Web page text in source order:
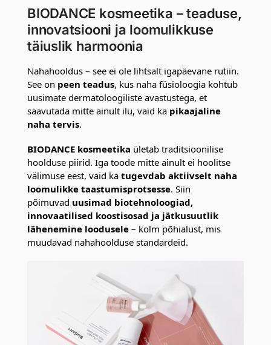
BIODANCE kosmeetika – teaduse,
innovatsiooni ja loomulikkuse
täiuslik harmoonia
Nahahooldus – see ei ole lihtsalt igapäevane rutiin.
See on peen teadus, kus naha füsioloogia kohtub
uusimate dermatoloogiliste avastustega, et
saavutada mitte ainult ilu, vaid ka pikaajaline
naha tervis.
BIODANCE kosmeetika ületab traditsioonilise
hoolduse piirid. Iga toode mitte ainult ei hoolitse
välimuse eest, vaid ka tugevdab aktiivselt naha
loomulikke taastumisprotsesse. Siin
põimuvad uusimad biotehnoloogiad,
innovaatilised koostisosad ja jätkusuutlik
lähenemine loodusele – kolm põhialust, mis
muudavad nahahoolduse standardeid.